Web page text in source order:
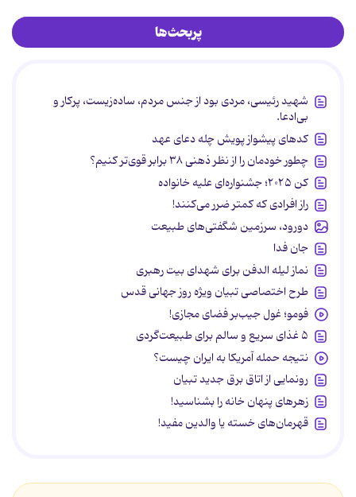
پربحث‌ها
شهید رئیسی، مردی بود از جنس مردم، ساده‌زیست، پرکار و
بی‌ادعا.
کدهای پیشواز پویش چله دعای عهد
چطور خودمان را از نظر ذهنی ۳۸ برابر قوی‌تر کنیم؟
کن ۲۰۲۵؛ جشنواره‌ای علیه خانواده
راز افرادی که کمتر ضرر می‌کنند!
دورود، سرزمین شگفتی‌های طبیعت
جان فدا
نماز لیله الدفن برای شهدای بیت رهبری
طرح اختصاصی تبیان ویژه روز جهانی قدس
فومو؛ غول جیب‌بر فضای مجازی!
۵ غذای سریع و سالم برای طبیعت‌گردی
نتیجه حمله آمریکا به ایران چیست؟
رونمایی از اتاق برق جدید تبیان
زهرهای پنهان خانه را بشناسید!
قهرمان‌های خسته یا والدین مفید!